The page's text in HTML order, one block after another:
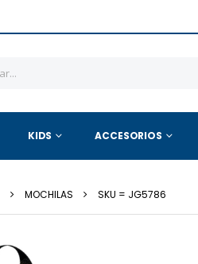
KIDS ACCESORIOS
MOCHILAS SKU = JG5786